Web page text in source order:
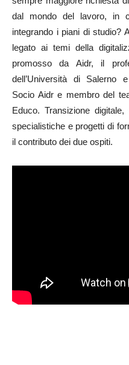
dal mondo del lavoro, in
integrando i piani di studio?
legato ai temi della
promosso da Aidr, il
dell’Università di Salerno
Socio Aidr e membro del
Educo. Transizione
specialistiche e progetti di
il contributo dei due ospiti.